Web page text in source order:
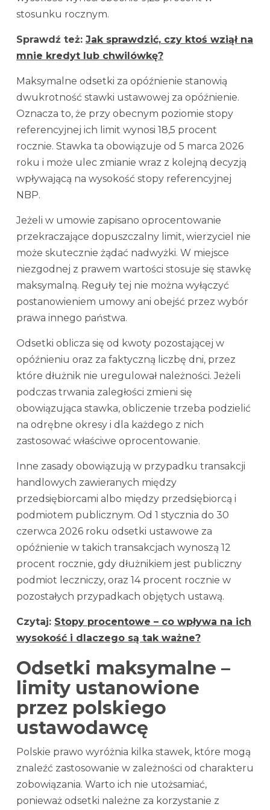
stosunku rocznym.
Sprawdź też: Jak sprawdzić, czy ktoś wziął na
mnie kredyt lub chwilówkę?
Maksymalne odsetki za opóźnienie stanowią
dwukrotność stawki ustawowej za opóźnienie.
Oznacza to, że przy obecnym poziomie stopy
referencyjnej ich limit wynosi 18,5 procent
rocznie. Stawka ta obowiązuje od 5 marca 2026
roku i może ulec zmianie wraz z kolejną decyzją
wpływającą na wysokość stopy referencyjnej
NBP.
Jeżeli w umowie zapisano oprocentowanie
przekraczające dopuszczalny limit, wierzyciel nie
może skutecznie żądać nadwyżki. W miejsce
niezgodnej z prawem wartości stosuje się stawkę
maksymalną. Reguły tej nie można wyłączyć
postanowieniem umowy ani obejść przez wybór
prawa innego państwa.
Odsetki oblicza się od kwoty pozostającej w
opóźnieniu oraz za faktyczną liczbę dni, przez
które dłużnik nie uregulował należności. Jeżeli
podczas trwania zaległości zmieni się
obowiązująca stawka, obliczenie trzeba podzielić
na odrębne okresy i dla każdego z nich
zastosować właściwe oprocentowanie.
Inne zasady obowiązują w przypadku transakcji
handlowych zawieranych między
przedsiębiorcami albo między przedsiębiorcą i
podmiotem publicznym. Od 1 stycznia do 30
czerwca 2026 roku odsetki ustawowe za
opóźnienie w takich transakcjach wynoszą 12
procent rocznie, gdy dłużnikiem jest publiczny
podmiot leczniczy, oraz 14 procent rocznie w
pozostałych przypadkach objętych ustawą.
Czytaj: Stopy procentowe – co wpływa na ich
wysokość i dlaczego są tak ważne?
Odsetki maksymalne –
limity ustanowione
przez polskiego
ustawodawcę
Polskie prawo wyróżnia kilka stawek, które mogą
znaleźć zastosowanie w zależności od charakteru
zobowiązania. Warto ich nie utożsamiać,
ponieważ odsetki należne za korzystanie z